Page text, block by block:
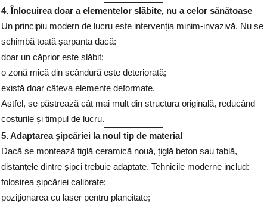
4. Înlocuirea doar a elementelor slăbite, nu a celor sănătoase
Un principiu modern de lucru este intervenția minim-invazivă. Nu se
schimbă toată șarpanta dacă:
doar un căprior este slăbit;
o zonă mică din scândură este deteriorată;
există doar câteva elemente deformate.
Astfel, se păstrează cât mai mult din structura originală, reducând
costurile și timpul de lucru.
5. Adaptarea șipcăriei la noul tip de material
Dacă se montează țiglă ceramică nouă, țiglă beton sau tablă,
distanțele dintre șipci trebuie adaptate. Tehnicile moderne includ:
folosirea șipcăriei calibrate;
poziționarea cu laser pentru planeitate;